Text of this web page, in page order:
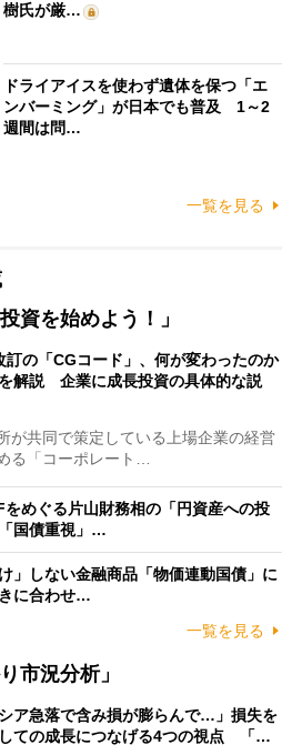
樹氏が厳…
ドライアイスを使わず遺体を保つ「エ
ンバーミング」が日本でも普及 1～2
週間は問…
一覧を見る
資を始めよう！」
訂の「CGコード」、何が変わったのか
解説 企業に成長投資の具体的な説
が共同で策定している上場企業の経営
る「コーポレート…
をめぐる片山財務相の「円資産への投
国債重視」…
」しない金融商品「物価連動国債」に
に合わせ…
一覧を見る
市況分析」
シア急落で含み損が膨らんで…」損失を
ての成長につなげる4つの視点 「…